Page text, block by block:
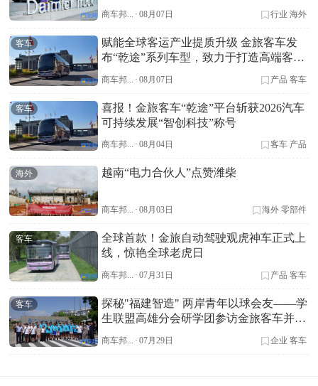
商车邦... · 08月07日 行业 海外
客车
赋能全球客运产业提质升级 金旅客车发
布“乾途”系列车型，致力于打造高端客车
商车邦... · 08月07日 产品 客车
客车
喜报！金旅客车“乾途”平台斩获2026汽车
可持续发展“智创科技”称号
商车邦... · 08月04日 客车 产品
海外 越南“电力合伙人”点赞潍柴
商车邦... · 08月03日 海外 零部件
客车
全球首款！金旅自动驾驶观虎神车正式上
线，惊艳全球老虎日
商车邦... · 07月31日 产品 客车
客车
探秘"福建智造" 两岸青年以球会友——学
生联盟高雄分会研学团参访金旅客车并开
商车邦... · 07月29日 企业 客车